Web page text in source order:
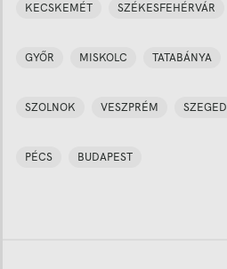
KECSKEMÉT SZÉKESFEHÉRVÁR
GYŐR MISKOLC TATABÁNYA
SZOLNOK VESZPRÉM SZEGED
PÉCS BUDAPEST